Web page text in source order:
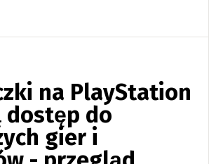
na PlayStation
dostęp do
gier i